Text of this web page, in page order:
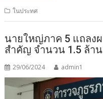
ในประทศ
นายใหญ่ภาค 5 แถลง
สำคัญ จำนวน 1.5 ล้า
29/06/2024 admin1